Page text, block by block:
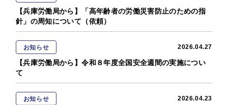
【兵庫労働局から】「高年齢者の労働災害防止のための指
針」の周知について（依頼）
お知らせ 2026.04.27
【兵庫労働局から】令和８年度全国安全週間の実施につい
て
お知らせ 2026.04.23